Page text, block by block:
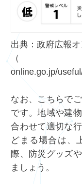
出典：政府広報
online.go.jp/
なお、こちらで
です。地域や建
合わせて適切な
どまる場合は、
際、防災グッズ
ましょう。